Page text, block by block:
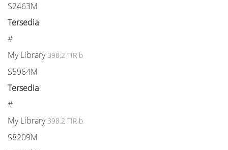
S2463M
Tersedia
#
My Library 398.2 TIR b
S5964M
Tersedia
#
My Library 398.2 TIR b
S8209M